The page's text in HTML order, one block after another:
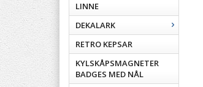
LINNE
DEKALARK
RETRO KEPSAR
KYLSKÅPSMAGNETER
BADGES MED NÅL